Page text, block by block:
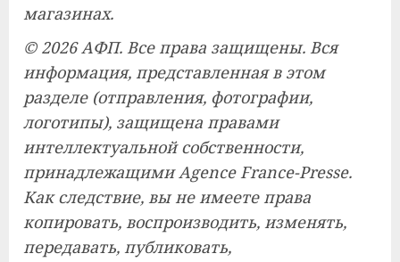
магазинах.
© 2026 АФП. Все права защищены. Вся
информация, представленная в этом
разделе (отправления, фотографии,
логотипы), защищена правами
интеллектуальной собственности,
принадлежащими Agence France-Presse.
Как следствие, вы не имеете права
копировать, воспроизводить, изменять,
передавать, публиковать,